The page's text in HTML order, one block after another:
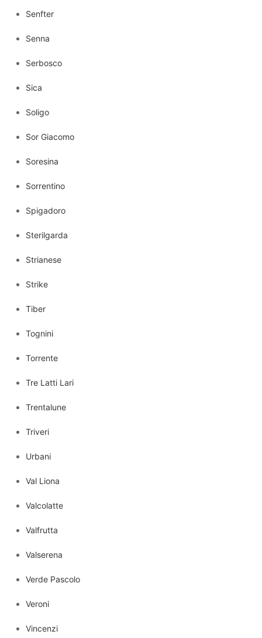
Senfter
Senna
Serbosco
Sica
Soligo
Sor Giacomo
Soresina
Sorrentino
Spigadoro
Sterilgarda
Strianese
Strike
Tiber
Tognini
Torrente
Tre Latti Lari
Trentalune
Triveri
Urbani
Val Liona
Valcolatte
Valfrutta
Valserena
Verde Pascolo
Veroni
Vincenzi